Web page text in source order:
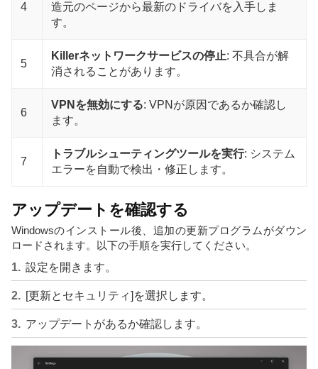
4
造元のページから最新のドライバを入手しま
す。
5
Killerネットワークサービスの停止: 不具合が解
消されることがあります。
6
VPNを無効にする: VPNが原因であるか確認し
ます。
7
トラブルシューティングツールを実行: システム
エラーを自動で検出・修正します。
アップデートを確認する
Windowsのインストール後、追加の更新プログラムがダウン
ロードされます。以下の手順を実行してください。
設定を開きます。
[更新とセキュリティ]を選択します。
アップデートがあるか確認します。